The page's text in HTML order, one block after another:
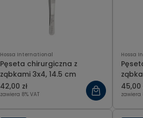
Hossa International
Pęseta chirurgiczna z
ząbkami 3x4, 14.5 cm
42,00 zł
zawiera 8% VAT
Hossa
45,00
zawiera